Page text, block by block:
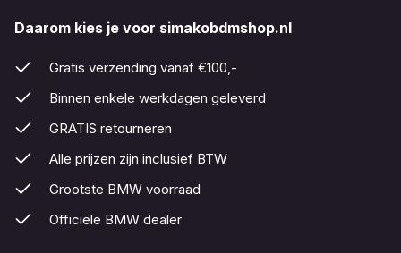
Daarom kies je voor simakobdmshop.nl
Gratis verzending vanaf €100,-
Binnen enkele werkdagen geleverd
GRATIS retourneren
Alle prijzen zijn inclusief BTW
Grootste BMW voorraad
Officiële BMW dealer